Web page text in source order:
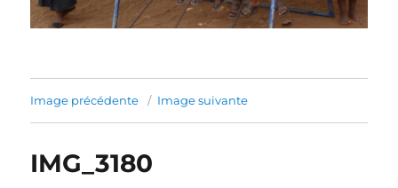
Image précédente Image suivante
IMG_3180